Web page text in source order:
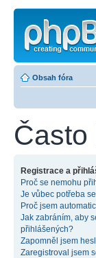
Obsah fóra
Registrace a
Proč se nemohu
Je vůbec potřeba
Proč jsem
Jak zabráním, aby
přihlášených?
Zapomněl jsem
Zaregistroval jsem